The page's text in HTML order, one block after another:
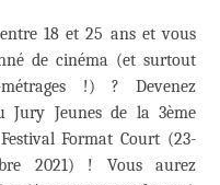
18 et 25 ans et vous
de cinéma (et surtout
!) ? Devenez
Jury Jeunes de la 3ème
Format Court (23-
2021) ! Vous aurez